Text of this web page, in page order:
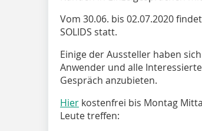
Vom 30.06. bis 02.07.2020
SOLIDS statt.
Einige der Aussteller haben
Anwender und alle
Gespräch anzubieten.
Hier kostenfrei bis Montag
Leute treffen: